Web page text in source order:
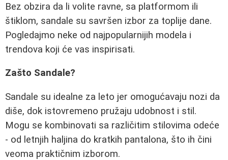
Bez obzira da li volite ravne, sa platformom ili
štiklom, sandale su savršen izbor za toplije dane.
Pogledajmo neke od najpopularnijih modela i
trendova koji će vas inspirisati.
Zašto Sandale?
Sandale su idealne za leto jer omogućavaju nozi da
diše, dok istovremeno pružaju udobnost i stil.
Mogu se kombinovati sa različitim stilovima odeće
- od letnjih haljina do kratkih pantalona, što ih čini
veoma praktičnim izborom.